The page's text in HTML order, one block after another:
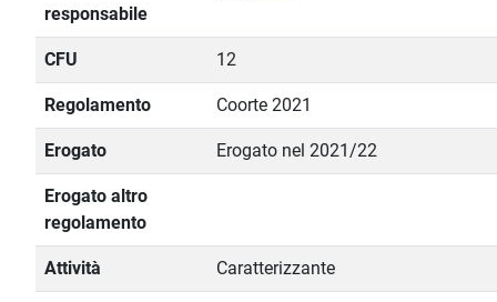
responsabile
CFU 12
Regolamento Coorte 2021
Erogato Erogato nel 2021/22
Erogato altro
regolamento
Attività Caratterizzante